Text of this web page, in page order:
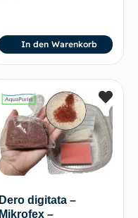
In den Warenkorb
Dero digitata –
Mikrofex –